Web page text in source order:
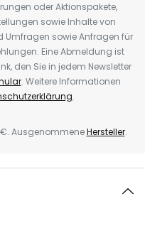
oder Aktionspakete,
sowie Inhalte von
sowie Anfragen für
Eine Abmeldung ist
den Sie in jedem Newsletter
. Weitere Informationen
.
AusgenommeneHersteller.